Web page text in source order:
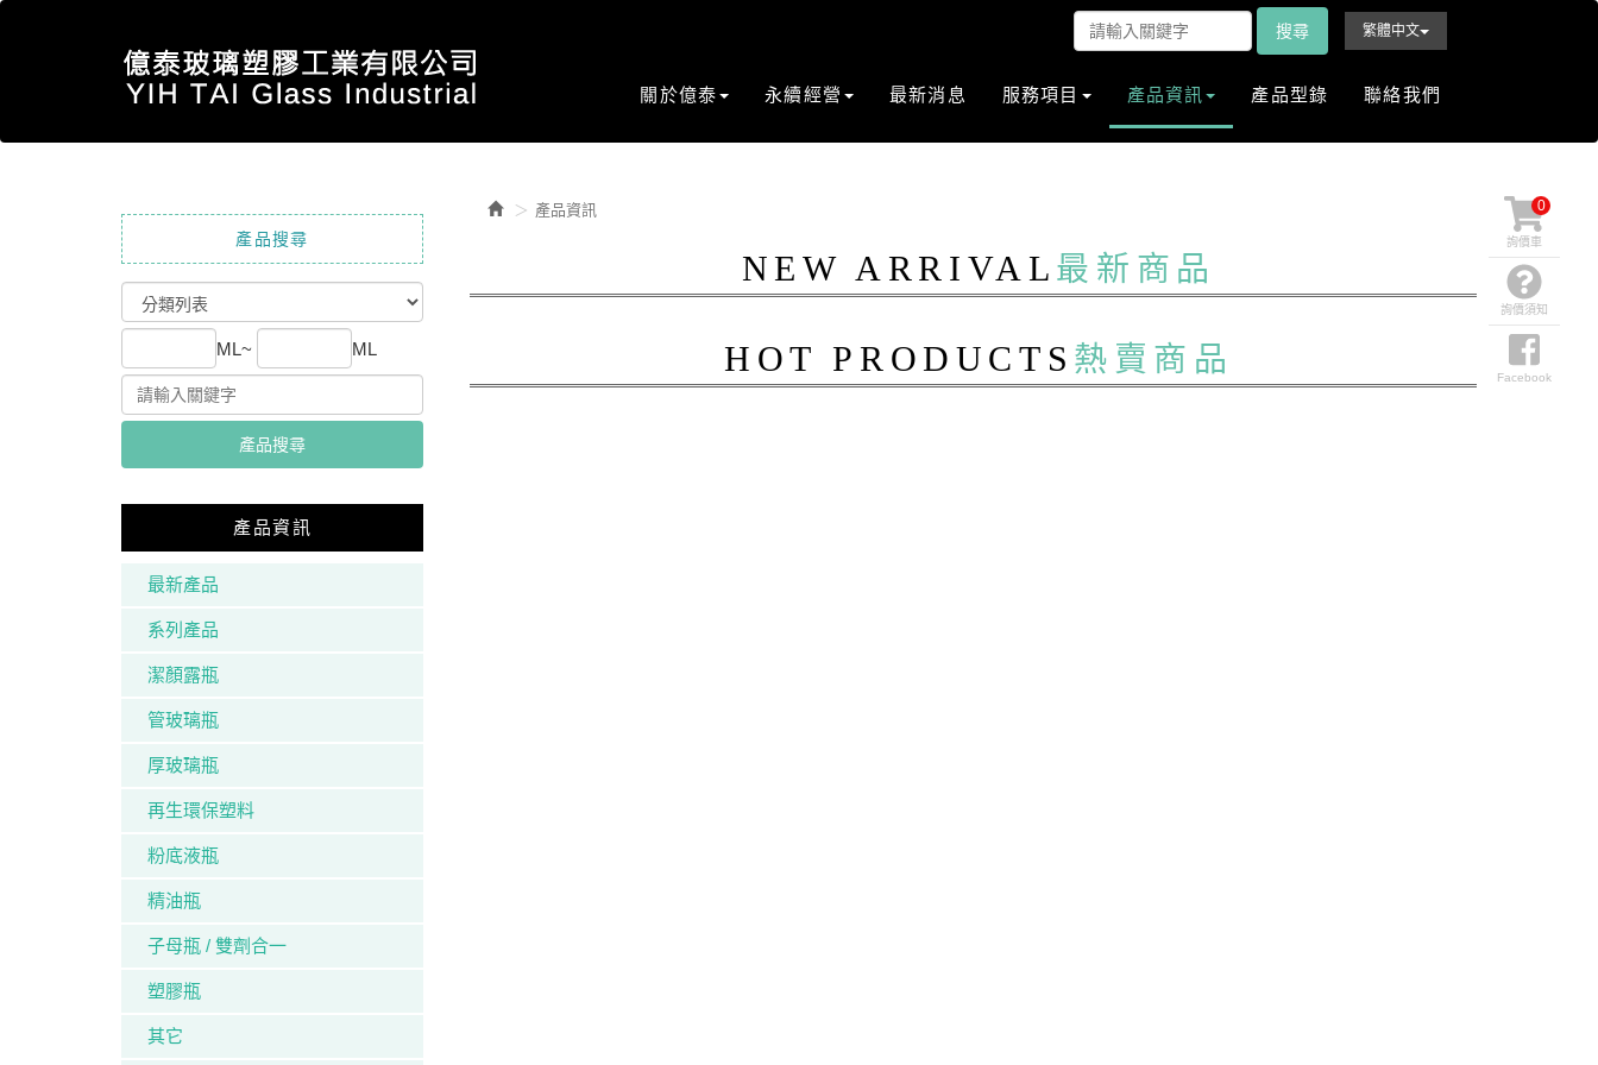
關於億泰 永續經營 最新消息 服務項目 產品資訊 產品型錄 聯絡我們
繁體中文
搜尋
產品搜尋
ML~ ML
產品搜尋
產品資訊
最新產品
系列產品
潔顏露瓶
管玻璃瓶
厚玻璃瓶
再生環保塑料
粉底液瓶
精油瓶
子母瓶 / 雙劑合一
塑膠瓶
其它
產品資訊
NEW ARRIVAL 最新商品
HOT PRODUCTS 熱賣商品
詢價車
0
詢價須知
Facebook